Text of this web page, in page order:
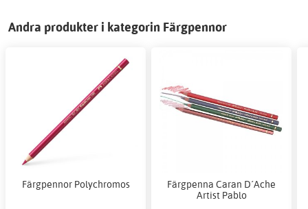
Andra produkter i kategorin Färgpennor
Färgpennor Polychromos
Färgpenna Caran D´Ache
Artist Pablo